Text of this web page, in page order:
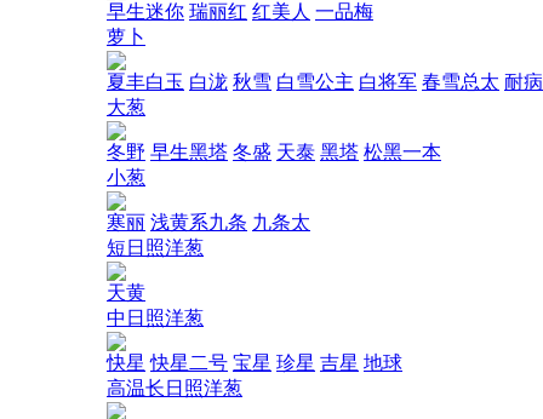
早生迷你 瑞丽红 红美人 一品梅
萝卜
夏丰白玉 白泷 秋雪 白雪公主 白将军 春雪总太 耐
大葱
冬野 早生黑塔 冬盛 天泰 黑塔 松黑一本
小葱
寒丽 浅黄系九条 九条太
短日照洋葱
天黄
中日照洋葱
快星 快星二号 宝星 珍星 吉星 地球
高温长日照洋葱